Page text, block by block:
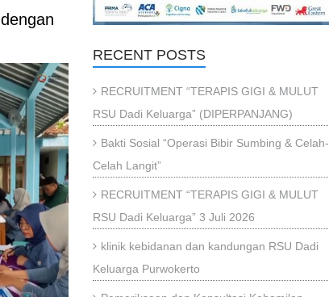
RECENT POSTS
RECRUITMENT “TERAPIS GIGI & MULUT
RSU Dadi Keluarga” (DIPERPANJANG)
Bakti Sosial “Operasi Bibir Sumbing & Celah-
Celah Langit”
RECRUITMENT “TERAPIS GIGI & MULUT
RSU Dadi Keluarga” 3 Juli 2026
klinik kebidanan dan kandungan RSU Dadi
Keluarga Purwokerto